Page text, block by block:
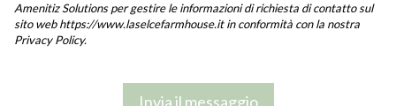
Amenitiz Solutions per gestire le informazioni di richiesta di contatto sul
sito web https://www.laselcefarmhouse.it in conformità con la nostra
Privacy Policy.